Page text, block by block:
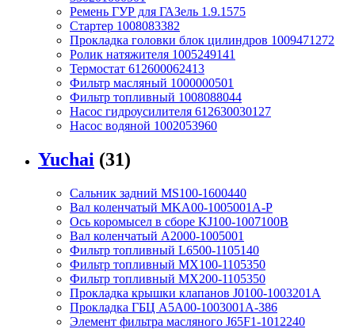
Ремень ГУР для ГАЗель 1.9.1575
Стартер 1008083382
Прокладка головки блок цилиндров 1009471272
Ролик натяжителя 1005249141
Термостат 612600062413
Фильтр масляный 1000000501
Фильтр топливный 1008088044
Насос гидроусилителя 612630030127
Насос водяной 1002053960
Yuchai (31)
Сальник задний MS100-1600440
Вал коленчатый MKA00-1005001A-P
Ось коромысел в сборе KJ100-1007100B
Вал коленчатый A2000-1005001
Фильтр топливный L6500-1105140
Фильтр топливный MX100-1105350
Фильтр топливный MX200-1105350
Прокладка крышки клапанов J0100-1003201A
Прокладка ГБЦ A5A00-1003001A-386
Элемент фильтра масляного J65F1-1012240